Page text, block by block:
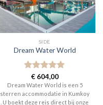
SIDE
Dream Water World
Gewaardeerd
5uit 5
€604,00
Dream Water World is een 5
sterren accommodatie in Kumkoy
. U boekt deze reis direct bij onze